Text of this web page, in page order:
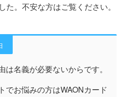
。不安な方はご覧ください。
名義が必要ないからです。
でお悩みの方はWAONカード